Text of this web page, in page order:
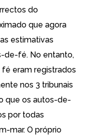
do
que agora
estimativas
de-fé. No entanto,
eram registrados
nos 3 tribunais
que os autos-de-
por todas
mar. O próprio